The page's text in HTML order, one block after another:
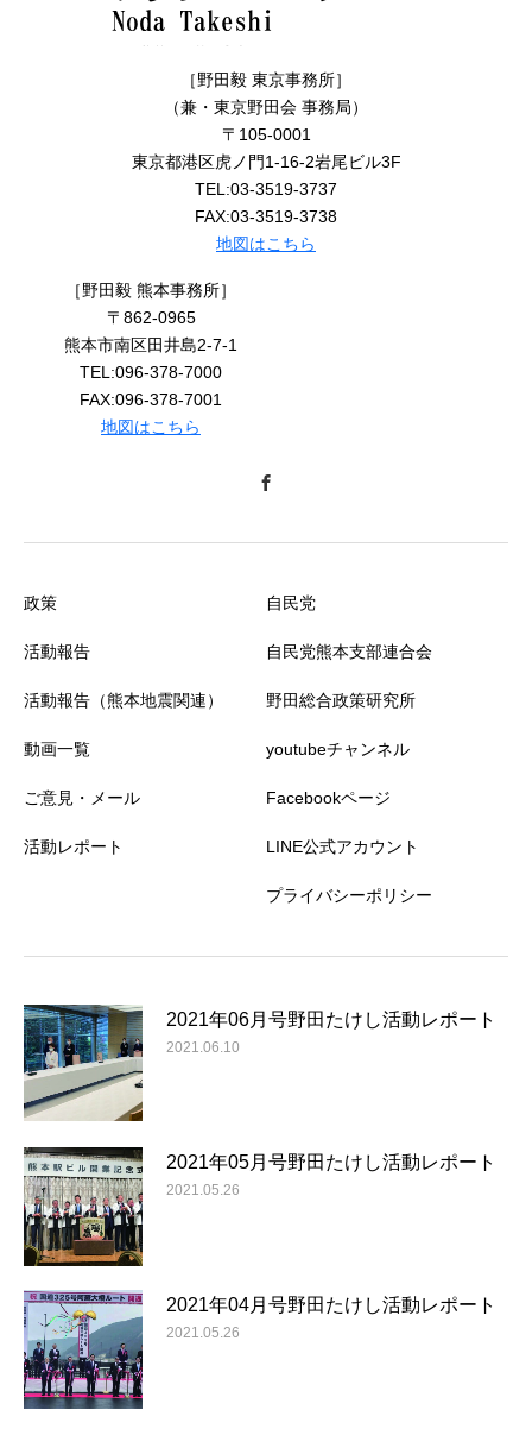
［野田毅 東京事務所］
（兼・東京野田会 事務局）
〒105-0001
東京都港区虎ノ門1-16-2岩尾ビル3F
TEL:03-3519-3737
FAX:03-3519-3738
地図はこちら
［野田毅 熊本事務所］
〒862-0965
熊本市南区田井島2-7-1
TEL:096-378-7000
FAX:096-378-7001
地図はこちら
政策
活動報告
活動報告（熊本地震関連）
動画一覧
ご意見・メール
活動レポート
自民党
自民党熊本支部連合会
野田総合政策研究所
youtubeチャンネル
Facebookページ
LINE公式アカウント
プライバシーポリシー
2021年06月号野田たけし活動レポート
2021.06.10
2021年05月号野田たけし活動レポート
2021.05.26
2021年04月号野田たけし活動レポート
2021.05.26